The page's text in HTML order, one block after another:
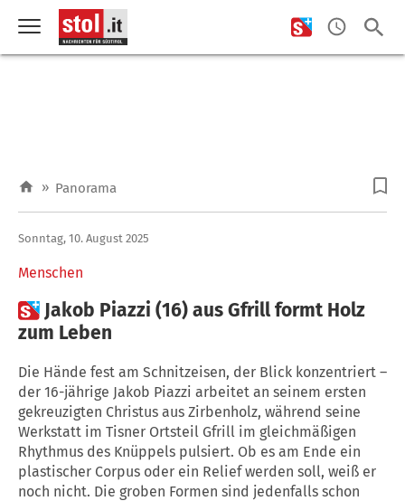
» Panorama
Menschen
Sonntag, 10. August 2025
 Jakob Piazzi (16) aus Gfrill formt Holz
zum Leben
Die Hände fest am Schnitzeisen, der Blick konzentriert –
der 16-jährige Jakob Piazzi arbeitet an seinem ersten
gekreuzigten Christus aus Zirbenholz, während seine
Werkstatt im Tisner Ortsteil Gfrill im gleichmäßigen
Rhythmus des Knüppels pulsiert. Ob es am Ende ein
plastischer Corpus oder ein Relief werden soll, weiß er
noch nicht. Die groben Formen sind jedenfalls schon